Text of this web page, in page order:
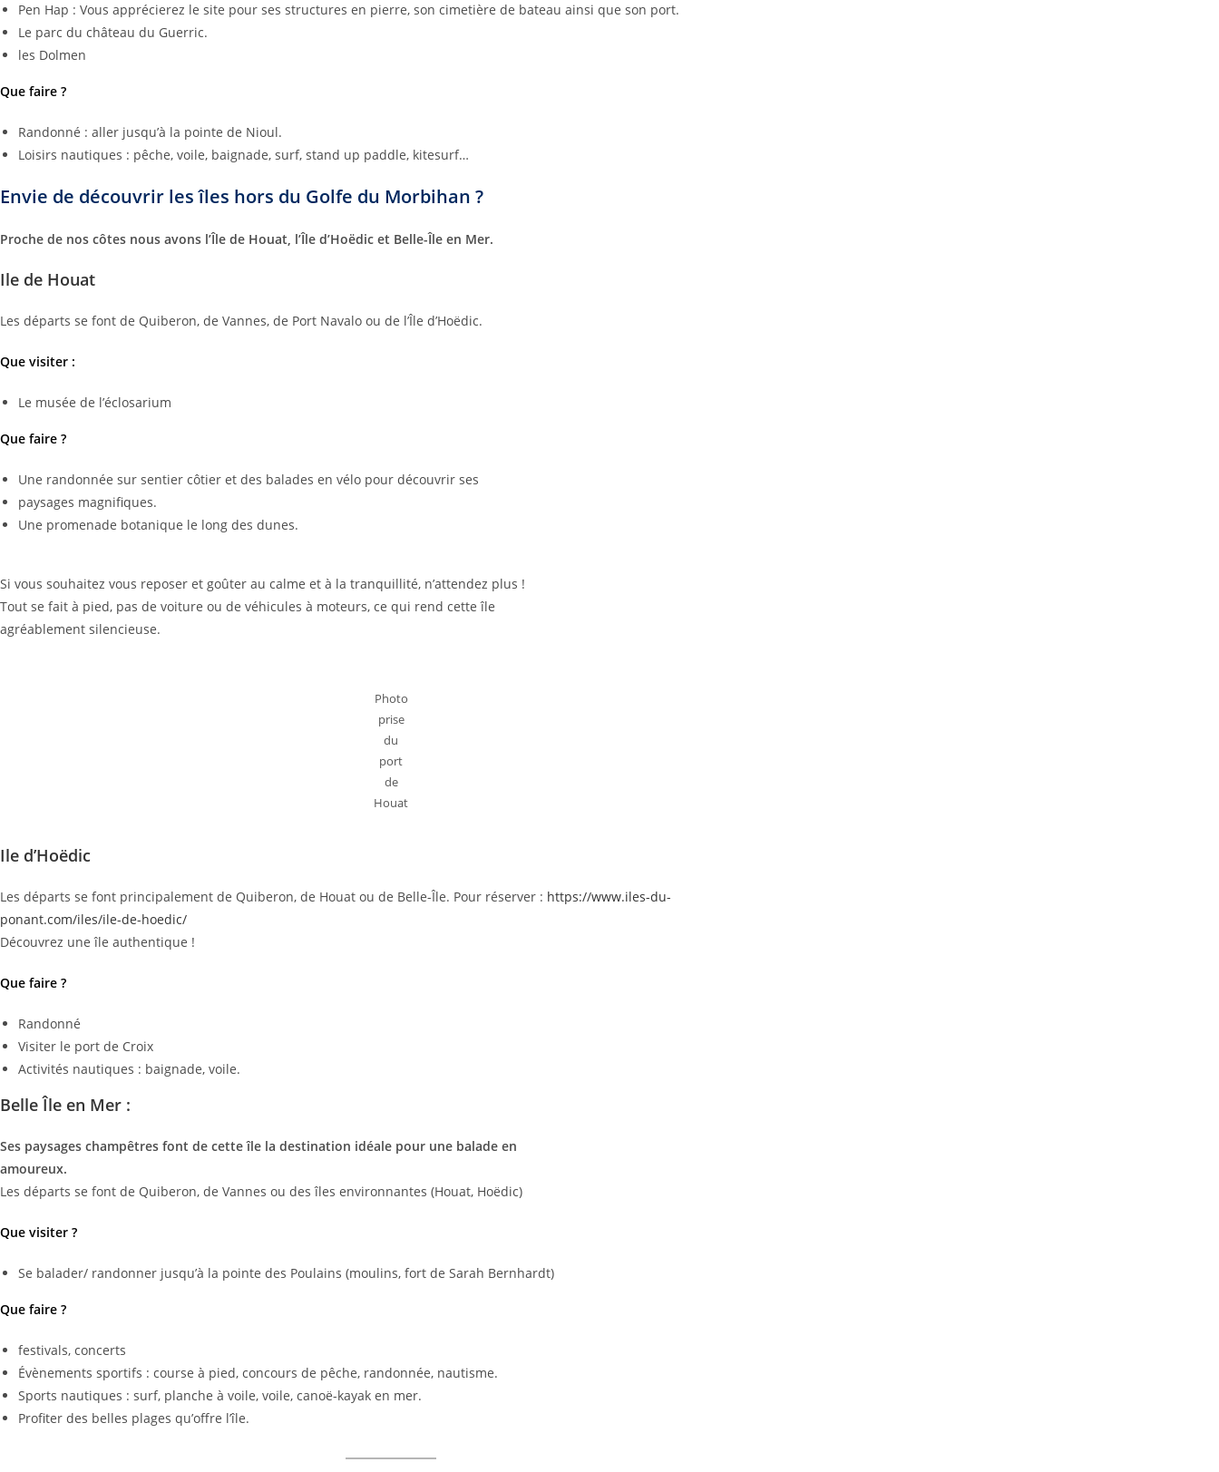
Pen Hap : Vous apprécierez le site pour ses structures en pierre, son cimetière de bateau ainsi que son port.
Le parc du château du Guerric.
les Dolmen
Que faire ?
Randonné : aller jusqu’à la pointe de Nioul.
Loisirs nautiques : pêche, voile, baignade, surf, stand up paddle, kitesurf…
Envie de découvrir les îles hors du Golfe du Morbihan ?
Proche de nos côtes nous avons l’Île de Houat, l’Île d’Hoëdic et Belle-Île en Mer.
Ile de Houat
Les départs se font de Quiberon, de Vannes, de Port Navalo ou de l’Île d’Hoëdic.
Que visiter :
Le musée de l’éclosarium
Que faire ?
Une randonnée sur sentier côtier et des balades en vélo pour découvrir ses
paysages magnifiques.
Une promenade botanique le long des dunes.
Si vous souhaitez vous reposer et goûter au calme et à la tranquillité, n’attendez plus !
Tout se fait à pied, pas de voiture ou de véhicules à moteurs, ce qui rend cette île
agréablement silencieuse.
Photo
prise
du
port
de
Houat
Ile d’Hoëdic
Les départs se font principalement de Quiberon, de Houat ou de Belle-Île. Pour réserver : https://www.iles-du-
ponant.com/iles/ile-de-hoedic/
Découvrez une île authentique !
Que faire ?
Randonné
Visiter le port de Croix
Activités nautiques : baignade, voile.
Belle Île en Mer :
Ses paysages champêtres font de cette île la destination idéale pour une balade en
amoureux.
Les départs se font de Quiberon, de Vannes ou des îles environnantes (Houat, Hoëdic)
Que visiter ?
Se balader/ randonner jusqu’à la pointe des Poulains (moulins, fort de Sarah Bernhardt)
Que faire ?
festivals, concerts
Évènements sportifs : course à pied, concours de pêche, randonnée, nautisme.
Sports nautiques : surf, planche à voile, voile, canoë-kayak en mer.
Profiter des belles plages qu’offre l’île.